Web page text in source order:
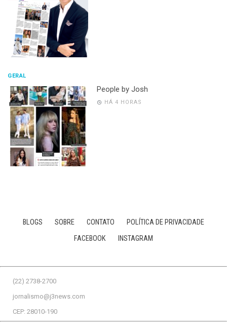
GERAL
People by Josh
HÁ 4 HORAS
BLOGS SOBRE CONTATO
POLÍTICA DE PRIVACIDADE
FACEBOOK
INSTAGRAM
(22) 2738-2700
jornalismo@j3news.com
CEP: 28010-190